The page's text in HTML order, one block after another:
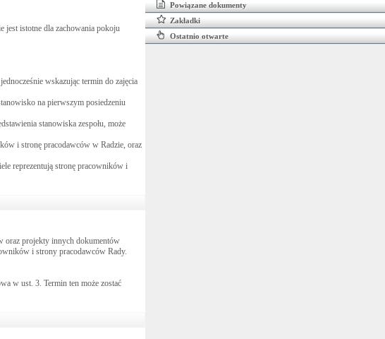
jest istotne dla zachowania pokoju
wskazując termin do zajęcia
na pierwszym posiedzeniu
stanowiska zespołu, może
i stronę pracodawców w Radzie, oraz
reprezentują stronę pracowników i
oraz projekty innych dokumentów
i strony pracodawców Rady.
w ust. 3. Termin ten może zostać
Powiązane dokumenty
Zakładki
Ostatnio otwarte